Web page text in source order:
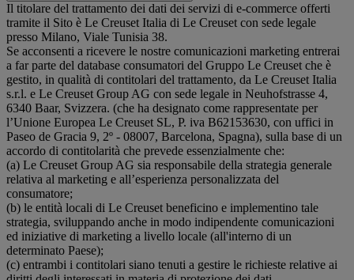
Il titolare del trattamento dei dati dei servizi di e-commerce offerti
tramite il Sito è Le Creuset Italia di Le Creuset con sede legale
presso Milano, Viale Tunisia 38.
Se acconsenti a ricevere le nostre comunicazioni marketing entrerai
a far parte del database consumatori del Gruppo Le Creuset che è
gestito, in qualità di contitolari del trattamento, da Le Creuset Italia
s.r.l. e Le Creuset Group AG con sede legale in Neuhofstrasse 4,
6340 Baar, Svizzera. (che ha designato come rappresentate per
l’Unione Europea Le Creuset SL, P. iva B62153630, con uffici in
Paseo de Gracia 9, 2º - 08007, Barcelona, Spagna), sulla base di un
accordo di contitolarità che prevede essenzialmente che:
(a) Le Creuset Group AG sia responsabile della strategia generale
relativa al marketing e all’esperienza personalizzata del
consumatore;
(b) le entità locali di Le Creuset beneficino e implementino tale
strategia, sviluppando anche in modo indipendente comunicazioni
ed iniziative di marketing a livello locale (all'interno di un
determinato Paese);
(c) entrambi i contitolari siano tenuti a gestire le richieste relative ai